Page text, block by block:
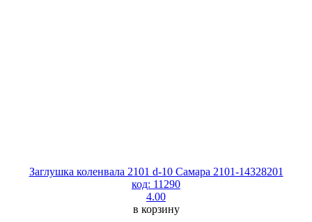
Заглушка коленвала 2101 d-10 Самара 2101-14328201
код: 11290
4.00
в корзину